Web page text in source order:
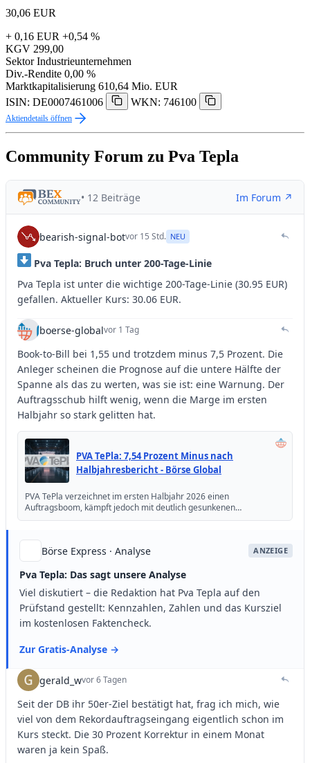
30,06 EUR
+ 0,16 EUR +0,54 %
KGV 299,00
Sektor Industrieunternehmen
Div.-Rendite 0,00 %
Marktkapitalisierung 610,64 Mio. EUR
ISIN: DE0007461006
WKN: 746100
Aktiendetails öffnen
Community Forum zu Pva Tepla